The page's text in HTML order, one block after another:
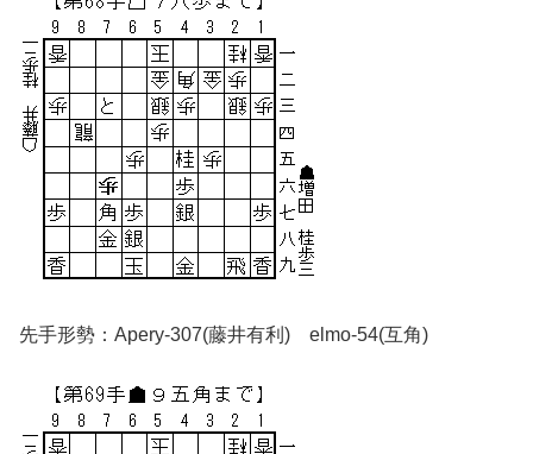
先手形勢：Apery-307(藤井有利) elmo-54(互角)